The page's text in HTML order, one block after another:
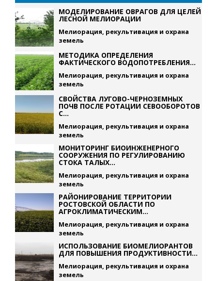
МОДЕЛИРОВАНИЕ ОВРАГОВ ДЛЯ ЦЕЛЕЙ
ЛЕСНОЙ МЕЛИОРАЦИИ
Мелиорация, рекультивация и охрана
земель
МЕТОДИКА ОПРЕДЕЛЕНИЯ
ФАКТИЧЕСКОГО ВОДОПОТРЕБЛЕНИЯ...
Мелиорация, рекультивация и охрана
земель
СВОЙСТВА ЛУГОВО-ЧЕРНОЗЕМНЫХ
ПОЧВ ПОСЛЕ РОТАЦИИ СЕВООБОРОТОВ
С...
Мелиорация, рекультивация и охрана
земель
МОНИТОРИНГ БИОИНЖЕНЕРНОГО
СООРУЖЕНИЯ ПО РЕГУЛИРОВАНИЮ
СТОКА ТАЛЫХ...
Мелиорация, рекультивация и охрана
земель
РАЙОНИРОВАНИЕ ТЕРРИТОРИИ
РОСТОВСКОЙ ОБЛАСТИ ПО
АГРОКЛИМАТИЧЕСКИМ...
Мелиорация, рекультивация и охрана
земель
ИСПОЛЬЗОВАНИЕ БИОМЕЛИОРАНТОВ
ДЛЯ ПОВЫШЕНИЯ ПРОДУКТИВНОСТИ...
Мелиорация, рекультивация и охрана
земель